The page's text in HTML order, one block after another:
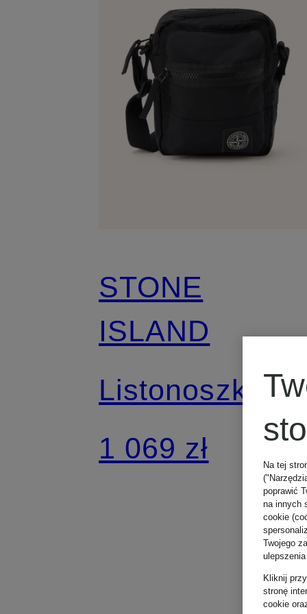
STONE
ISLAND
Listonoszka
1 069 zł
Na tej
poprawić
na innych
cookie
Twojego
Kliknij
stronę
cookie